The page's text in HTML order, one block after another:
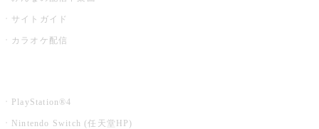
サイトガイド
カラオケ配信
PlayStation®4
Nintendo Switch (任天堂HP)